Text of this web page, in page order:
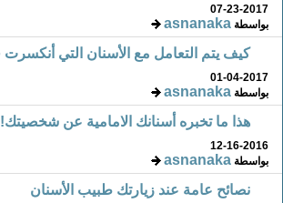
07-23-2017
بواسطةasnanaka
كيف يتم التعامل مع الأسنان التي أنكسرت
01-04-2017
بواسطةasnanaka
هذا ما تخبره أسنانك الامامية عن شخصيتك!
12-16-2016
بواسطةasnanaka
نصائح عامة عند زيارتك طبيب الأسنان